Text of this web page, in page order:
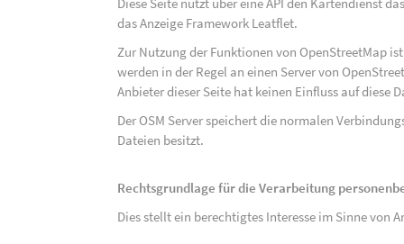
das Anzeige Framework Leatflet.
Zur Nutzung der Funktionen von OpenStreetMap
werden in der Regel an einen Server von
Anbieter dieser Seite hat keinen Einfluss auf diese
Der OSM Server speichert die normalen
Dateien besitzt.
Rechtsgrundlage für die Verarbeitung
Dies stellt ein berechtigtes Interesse im Sinne von